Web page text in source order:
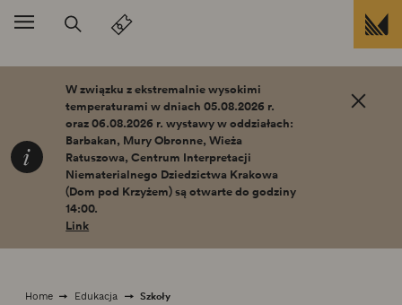
Przejdź do treści
W związku z ekstremalnie wysokimi
temperaturami w dniach 05.08.2026 r.
oraz 06.08.2026 r. wystawy w oddziałach:
Barbakan, Mury Obronne, Wieża
Ratuszowa, Centrum Interpretacji
Niematerialnego Dziedzictwa Krakowa
(Dom pod Krzyżem) są otwarte do godziny
14:00.
Link
Home Edukacja Szkoły